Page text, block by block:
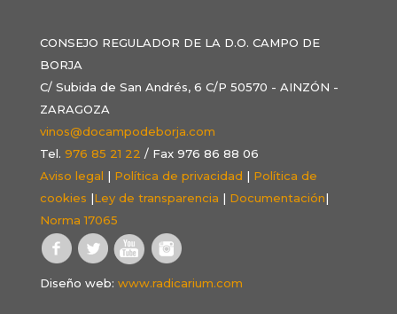
CONSEJO REGULADOR DE LA D.O. CAMPO DE
BORJA
C/ Subida de San Andrés, 6 C/P 50570 - AINZÓN -
ZARAGOZA
vinos@docampodeborja.com
Tel. 976 85 21 22 / Fax 976 86 88 06
Aviso legal | Política de privacidad | Política de
cookies |Ley de transparencia | Documentación|
Norma 17065
Diseño web: www.radicarium.com